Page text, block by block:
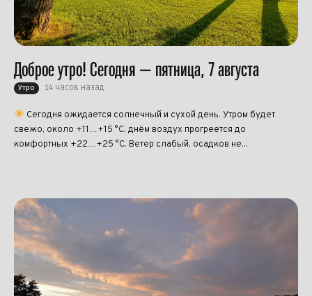
Доброе утро! Сегодня — пятница, 7 августа
Утро 14 часов назад
Сегодня ожидается солнечный и сухой день. Утром будет
свежо, около +11…+15 °C, днём воздух прогреется до
комфортных +22…+25 °C. Ветер слабый, осадков не...